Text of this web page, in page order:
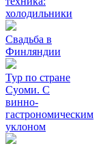
холодильники
Свадьба в
Финляндии
Тур по стране
Суоми. С
винно-
гастрономическим
уклоном